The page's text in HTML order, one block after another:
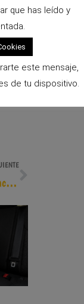
Aves extraordinarias: Conmemorando el día internacional del loro
que has leído y
este mensaje,
de tu dispositivo.